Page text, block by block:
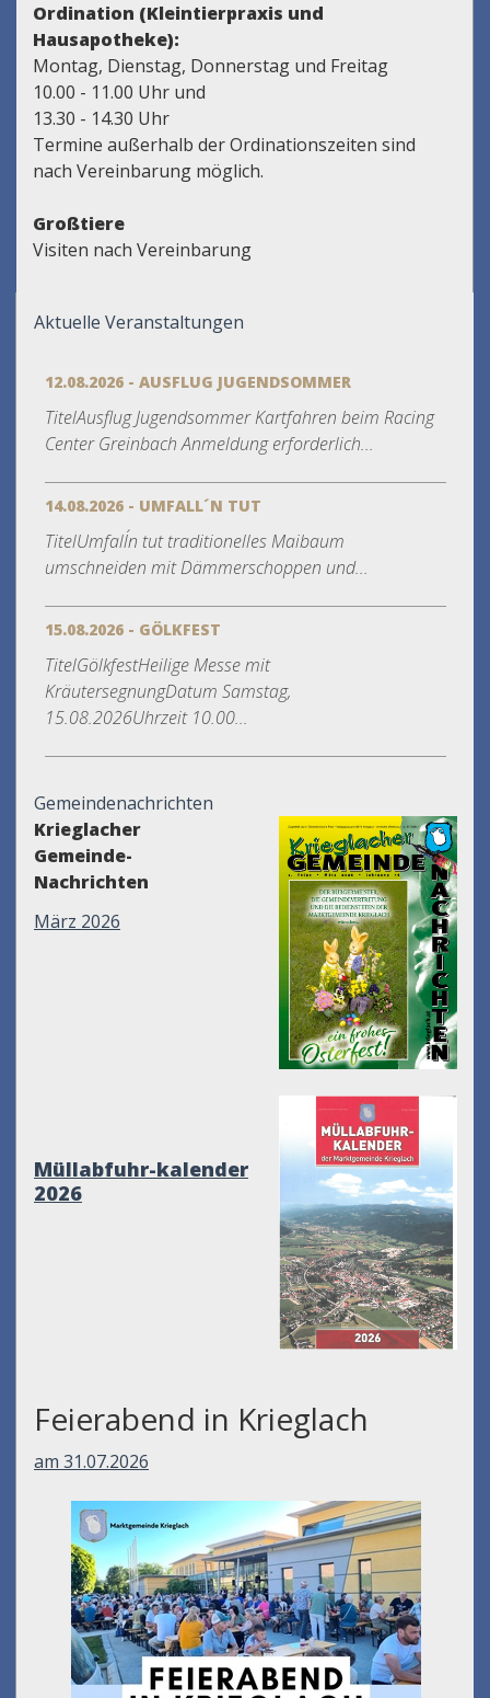
Ordination (Kleintierpraxis und
Hausapotheke):
Montag, Dienstag, Donnerstag und Freitag
10.00 - 11.00 Uhr und
13.30 - 14.30 Uhr
Termine außerhalb der Ordinationszeiten sind
nach Vereinbarung möglich.
Großtiere
Visiten nach Vereinbarung
Aktuelle Veranstaltungen
12.08.2026 - AUSFLUG JUGENDSOMMER
TitelAusflug Jugendsommer Kartfahren beim Racing
Center Greinbach Anmeldung erforderlich...
14.08.2026 - UMFALL´N TUT
TitelUmfall´n tut traditionelles Maibaum
umschneiden mit Dämmerschoppen und...
15.08.2026 - GÖLKFEST
TitelGölkfestHeilige Messe mit
KräutersegnungDatum Samstag,
15.08.2026Uhrzeit 10.00...
Gemeindenachrichten
Krieglacher
Gemeinde-
Nachrichten
März 2026
Müllabfuhr-kalender
2026
Feierabend in Krieglach
am 31.07.2026